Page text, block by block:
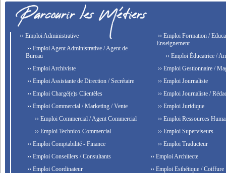
›› Emploi Administrative
›› Emploi Agent Administrative / Agent de
Bureau
›› Emploi Archiviste
›› Emploi Assistante de Direction / Secrétaire
›› Emploi Chargé(e)s Clientèles
›› Emploi Commercial / Marketing / Vente
›› Emploi Commercial / Agent Commercial
›› Emploi Technico-Commercial
›› Emploi Comptabilité - Finance
›› Emploi Conseillers / Consultants
›› Emploi Coordinateur
›› Emploi Formation /
Enseignement
›› Emploi Éducatrice /
›› Emploi Gestionnaire /
›› Emploi Journaliste
›› Emploi Journaliste /
›› Emploi Juridique
›› Emploi Ressources
›› Emploi Superviseurs
›› Emploi Traducteur
›› Emploi Architecte
›› Emploi Esthétique / Coiffure